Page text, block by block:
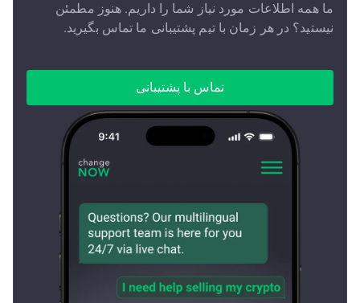
ما همه اطلاعات مورد نیاز شما را داریم. هنوز مطمئن
نیستید؟ در هر زمان با تیم پشتیبانی ما تماس بگیرید.
تماس با پشتیبانی